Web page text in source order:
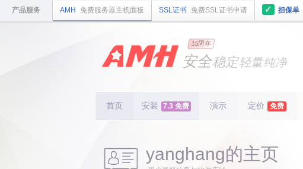
产品服务 AMH 免费服务器主机面板 SSL证书 免费SSL证书申请 ✓ 担保单
15周年
国内领先
安全稳定轻量纯净
首页 安装 7.3 免费 演示 定价 免费
yanghang的主页